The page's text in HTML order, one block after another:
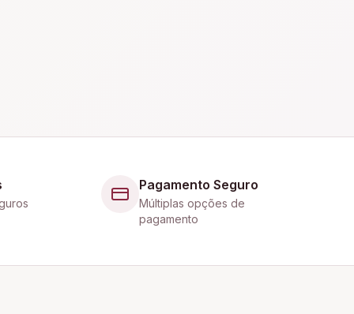
Pagamento Seguro
Múltiplas opções de
pagamento